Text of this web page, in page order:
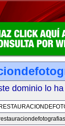
dominio lo